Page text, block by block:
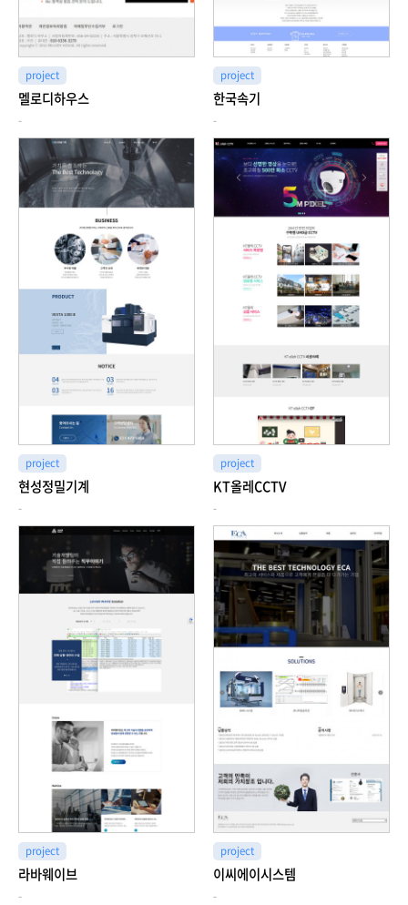
project
멜로디하우스
-
project
한국속기
-
project
현성정밀기계
-
project
KT올레CCTV
-
project
라바웨이브
-
project
이씨에이시스템
-